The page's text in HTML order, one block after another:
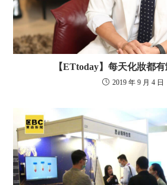
【ETtoday】每天化妝都
2019 年 9 月 4 日